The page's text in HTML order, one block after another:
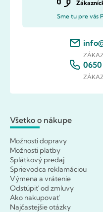
Sme tu pre vás
Všetko o nákupe
Možnosti dopravy
Možnosti platby
Splátkový predaj
Sprievodca reklamáciou
Výmena a vrátenie
Odstúpiť od zmluvy
Ako nakupovať
Najčastejšie otázky